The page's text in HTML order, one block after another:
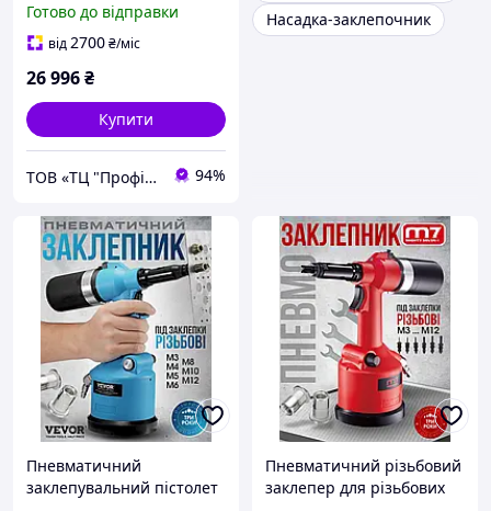
М3 М12 з алюмінію та
сталі
Готово до відправки
від2700₴/міс
26 996₴
Купити
ТОВ «ТЦ "Профіт"» 94%
Насадка-заклепочник
Пневматичний
заклепувальний пістолет
Пневматичний різьбовий
заклепер для різьбових